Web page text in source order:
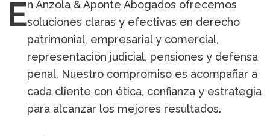
En Anzola & Aponte Abogados ofrecemos
soluciones claras y efectivas en derecho
patrimonial, empresarial y comercial,
representación judicial, pensiones y defensa
penal. Nuestro compromiso es acompañar a
cada cliente con ética, confianza y estrategia
para alcanzar los mejores resultados.